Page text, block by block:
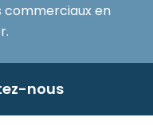
commerciaux en
nous